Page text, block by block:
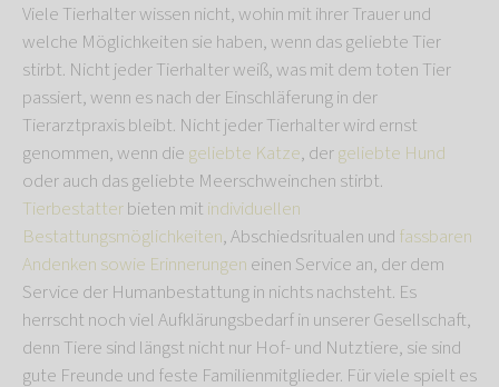
Viele Tierhalter wissen nicht, wohin mit ihrer Trauer und
welche Möglichkeiten sie haben, wenn das geliebte Tier
stirbt. Nicht jeder Tierhalter weiß, was mit dem toten Tier
passiert, wenn es nach der Einschläferung in der
Tierarztpraxis bleibt. Nicht jeder Tierhalter wird ernst
genommen, wenn die geliebte Katze, dergeliebte Hund
oder auch das geliebte Meerschweinchen stirbt.
Tierbestatterbieten mit individuellen
Bestattungsmöglichkeiten, Abschiedsritualen und fassbaren
Andenken sowie Erinnerungen einen Service an, der dem
Service der Humanbestattung in nichts nachsteht. Es
herrscht noch viel Aufklärungsbedarf in unserer Gesellschaft,
denn Tiere sind längst nicht nur Hof- und Nutztiere, sie sind
gute Freunde und feste Familienmitglieder. Für viele spielt es